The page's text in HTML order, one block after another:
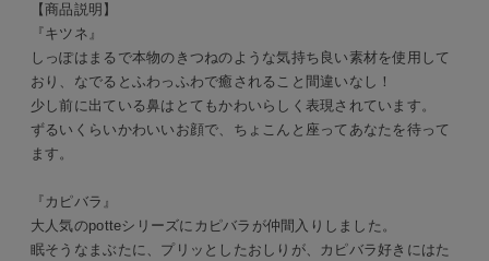
【商品説明】
『キツネ』
しっぽはまるで本物のきつねのような気持ち良い素材を使用して
おり、なでるとふわっふわで癒されること間違いなし！
少し前に出ている鼻はとてもかわいらしく表現されています。
ずるいくらいかわいいお顔で、ちょこんと座ってあなたを待って
ます。
『カピバラ』
大人気のpotteシリーズにカピバラが仲間入りしました。
眠そうなまぶたに、プリッとしたおしりが、カピバラ好きにはた